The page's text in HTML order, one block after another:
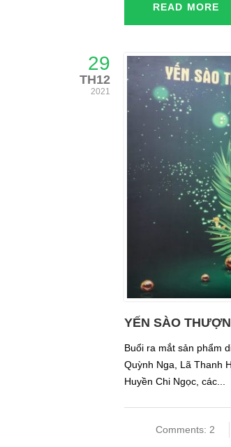
READ MORE
29
TH12
2021
YẾN SÀO
Buổi ra mắt sản phẩm
Quỳnh Nga, Lã Thanh
Huyền Chi Ngọc, các...
Comments: 2